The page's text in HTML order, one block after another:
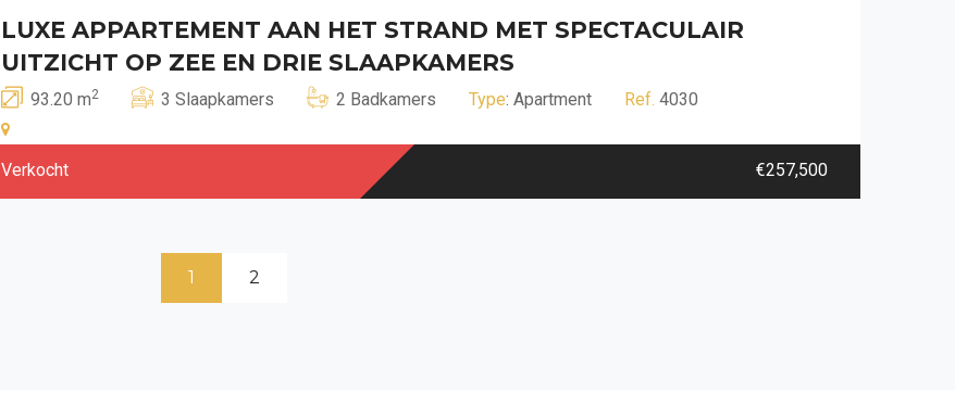
LUXE APPARTEMENT AAN HET STRAND MET SPECTACULAIR
UITZICHT OP ZEE EN DRIE SLAAPKAMERS
93.20 m2 3 Slaapkamers 2 Badkamers Type: Apartment Ref. 4030
Verkocht €257,500
1 2